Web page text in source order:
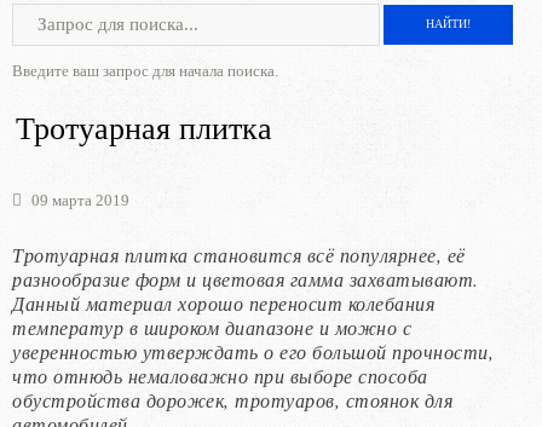
Введите ваш запрос для начала поиска.
Тротуарная плитка
09 марта 2019
Тротуарная плитка становится всё популярнее, её
разнообразие форм и цветовая гамма захватывают.
Данный материал хорошо переносит колебания
температур в широком диапазоне и можно с
уверенностью утверждать о его большой прочности,
что отнюдь немаловажно при выборе способа
обустройства дорожек, тротуаров, стоянок для